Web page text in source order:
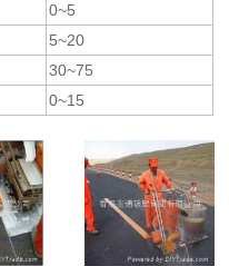
0~5
5~20
30~75
0~15